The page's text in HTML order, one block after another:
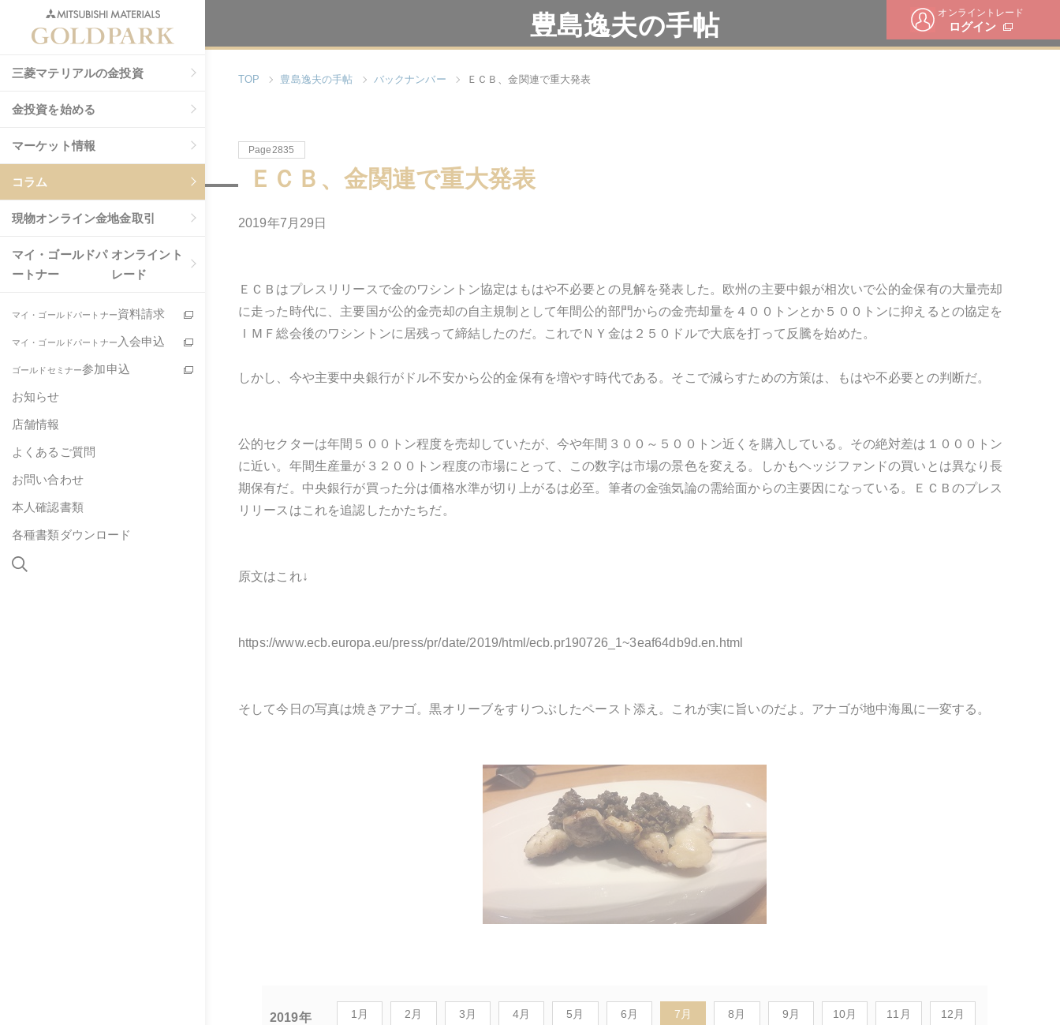
オンライントレード
ログイン
三菱マテリアルの金投資
金投資を始める
マーケット情報
コラム
現物オンライン金地金取引
マイ・ゴールドパ
ートナー
オンライント
レード
マイ・ゴールドパートナー資料請求
マイ・ゴールドパートナー 入会申込
ゴールドセミナー参加申込
お知らせ
店舗情報
よくあるご質問
お問い合わせ
本人確認書類
各種書類ダウンロード
豊島逸夫の手帖
TOP 豊島逸夫の手帖 バックナンバー ＥＣＢ、金関連で重大発表
Page2835
ＥＣＢ、金関連で重大発表
2019年7月29日
ＥＣＢはプレスリリースで金のワシントン協定はもはや不必要との見解を発表した。欧州の主要中銀が相次いで公的金保有の大量売却
に走った時代に、主要国が公的金売却の自主規制として年間公的部門からの金売却量を４００トンとか５００トンに抑えるとの協定を
ＩＭＦ総会後のワシントンに居残って締結したのだ。これでＮＹ金は２５０ドルで大底を打って反騰を始めた。
しかし、今や主要中央銀行がドル不安から公的金保有を増やす時代である。そこで減らすための方策は、もはや不必要との判断だ。
公的セクターは年間５００トン程度を売却していたが、今や年間３００～５００トン近くを購入している。その絶対差は１０００トン
に近い。年間生産量が３２００トン程度の市場にとって、この数字は市場の景色を変える。しかもヘッジファンドの買いとは異なり長
期保有だ。中央銀行が買った分は価格水準が切り上がるは必至。筆者の金強気論の需給面からの主要因になっている。ＥＣＢのプレス
リリースはこれを追認したかたちだ。
原文はこれ↓
https://www.ecb.europa.eu/press/pr/date/2019/html/ecb.pr190726_1~3eaf64db9d.en.html
そして今日の写真は焼きアナゴ。黒オリーブをすりつぶしたペースト添え。これが実に旨いのだよ。アナゴが地中海風に一変する。
2019年 1月 2月 3月 4月 5月 6月 7月 8月 9月 10月 11月 12月